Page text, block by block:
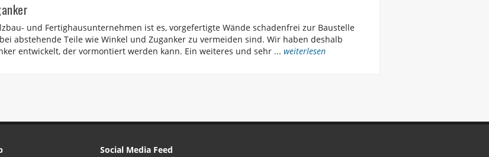
und Fertighausunternehmen ist es, vorgefertigte Wände schadenfrei zur Baustelle
abstehende Teile wie Winkel und Zuganker zu vermeiden sind. Wir haben deshalb
entwickelt, der vormontiert werden kann. Ein weiteres und sehr ... weiterlesen
Social Media Feed